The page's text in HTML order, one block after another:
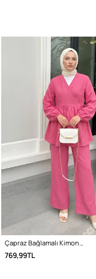
Çapraz Bağlamalı Kimono Takım 43457 - FUŞYA
769,99TL